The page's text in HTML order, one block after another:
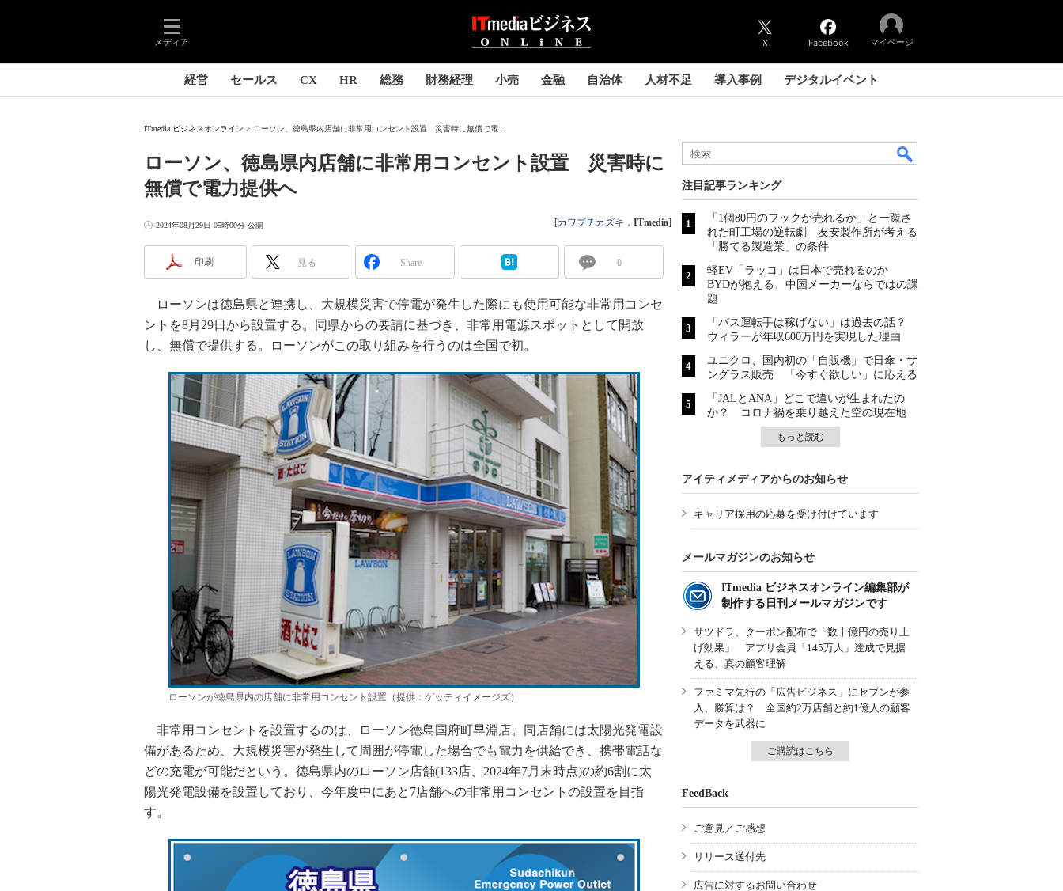
メディア X Facebook マイページ
経営 セールス CX HR 総務 財務経理 小売 金融 自治体 人材不足 導入事例 デジタルイベント
ITmedia ビジネスオンライン ローソン、徳島県内店舗に非常用コンセント設置 災害時に無償で電...
ローソン、徳島県内店舗に非常用コンセント設置 災害時に
無償で電力提供へ
2024年08月29日 05時00分 公開 [カワブチカズキ ， ITmedia]
印刷 見る Share 0
ローソンは徳島県と連携し、大規模災害で停電が発生した際にも使用可能な非常用コンセ
ントを8月29日から設置する。同県からの要請に基づき、非常用電源スポットとして開放
し、無償で提供する。ローソンがこの取り組みを行うのは全国で初。
ローソンが徳島県内の店舗に非常用コンセント設置（提供：ゲッティイメージズ）
非常用コンセントを設置するのは、ローソン徳島国府町早淵店。同店舗には太陽光発電設
備があるため、大規模災害が発生して周囲が停電した場合でも電力を供給でき、携帯電話な
どの充電が可能だという。徳島県内のローソン店舗(133店、2024年7月末時点)の約6割に太
陽光発電設備を設置しており、今年度中にあと7店舗への非常用コンセントの設置を目指
す。
注目記事ランキング
「1個80円のフックが売れるか」と一蹴さ
れた町工場の逆転劇 友安製作所が考える
「勝てる製造業」の条件
軽EV「ラッコ」は日本で売れるのか
BYDが抱える、中国メーカーならではの課
題
「バス運転手は稼げない」は過去の話？
ウィラーが年収600万円を実現した理由
ユニクロ、国内初の「自販機」で日傘・サ
ングラス販売 「今すぐ欲しい」に応える
「JALとANA」どこで違いが生まれたの
か？ コロナ禍を乗り越えた空の現在地
もっと読む
アイティメディアからのお知らせ
キャリア採用の応募を受け付けています
メールマガジンのお知らせ
ITmedia ビジネスオンライン編集部が
制作する日刊メールマガジンです
サツドラ、クーポン配布で「数十億円の売り上
げ効果」 アプリ会員「145万人」達成で見据
える、真の顧客理解
ファミマ先行の「広告ビジネス」にセブンが参
入、勝算は？ 全国約2万店舗と約1億人の顧客
データを武器に
ご購読はこちら
FeedBack
ご意見／ご感想
リリース送付先
広告に対するお問い合わせ